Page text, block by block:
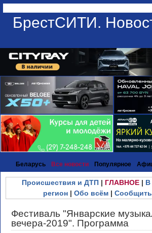
БрестСИТИ.
Беларусь Все новости Популярное
Происшествия и ДТП| ГЛАВНОЕ| В
регион | Обо всём |
Фестиваль "Январские
вечера-2019". Программа